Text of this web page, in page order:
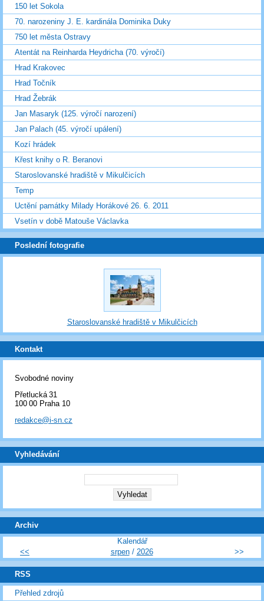
150 let Sokola
70. narozeniny J. E. kardinála Dominika Duky
750 let města Ostravy
Atentát na Reinharda Heydricha (70. výročí)
Hrad Krakovec
Hrad Točník
Hrad Žebrák
Jan Masaryk (125. výročí narození)
Jan Palach (45. výročí upálení)
Kozí hrádek
Křest knihy o R. Beranovi
Staroslovanské hradiště v Mikulčicích
Temp
Uctění památky Milady Horákové 26. 6. 2011
Vsetín v době Matouše Václavka
Poslední fotografie
Staroslovanské hradiště v Mikulčicích
Kontakt
Svobodné noviny
Přetlucká 31
100 00 Praha 10
redakce@i-sn.cz
Vyhledávání
Archiv
Kalendář
<<
srpen/ 2026 >>
RSS
Přehled zdrojů